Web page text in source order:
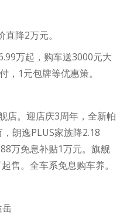
降2万元。
万起，购车送3000元大
，1元包牌等优惠策。
店。迎店庆3周年，全新帕
朗逸PLUS家族降2.18
万免息补贴1万元。旗舰
售。全车系免息购车养。
岳